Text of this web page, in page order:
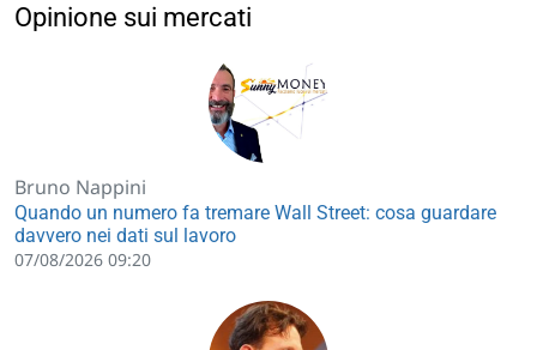
Opinione sui mercati
Bruno Nappini
Quando un numero fa tremare Wall Street: cosa guardare
davvero nei dati sul lavoro
07/08/2026 09:20